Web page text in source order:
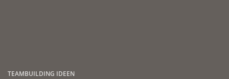
TEAMBUILDING IDEEN